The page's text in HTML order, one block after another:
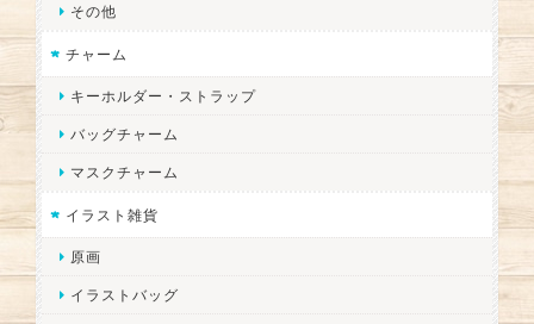
その他
チャーム
キーホルダー・ストラップ
バッグチャーム
マスクチャーム
イラスト雑貨
原画
イラストバッグ